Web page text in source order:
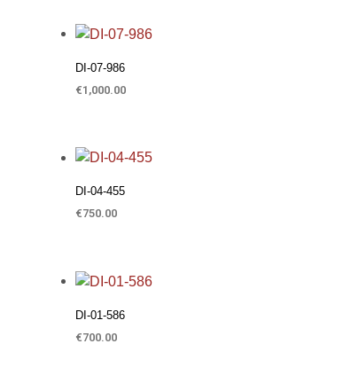
DI-07-986
€1,000.00
DI-04-455
€750.00
DI-01-586
€700.00